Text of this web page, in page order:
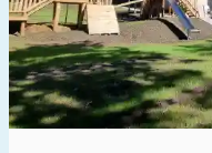
Schwimmbad
Eingezäunter
Haustierfrei